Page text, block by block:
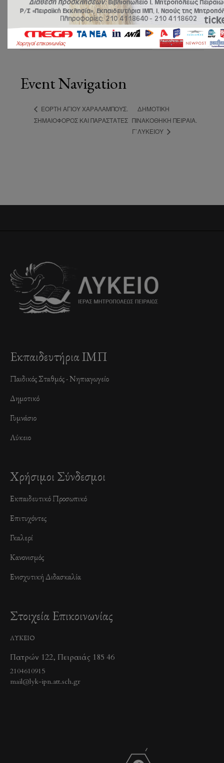
Date: 14 Φεβρουαρίου 2023
08:00 - 17:00
Event Navigation
ΕΟΡΤΉ ΑΓΊΟΥ ΧΑΡΑΛΆΜΠΟΥΣ.
ΣΗΜΑΙΟΦΌΡΟΣ ΚΑΙ ΠΑΡΑΣΤΆΤΕΣ
ΔΗΜΟΤΙΚΉ
ΠΙΝΑΚΟΘΉΚΗ ΠΕΙΡΑΙΆ.
Γ΄ΛΥΚΕΊΟΥ
Εκπαιδευτήρια ΙΜΠ
Παιδικός Σταθμός - Νηπιαγωγείο
Δημοτικό
Γυμνάσιο
Λύκειο
Χρήσιμοι Σύνδεσμοι
Εκπαιδευτικό Προσωπικό
Επιτυχόντες
Γκαλερί
Κανονισμός
Ενισχυτική Διδασκαλία
Στοιχεία Επικοινωνίας
ΛΥΚΕΙΟ
Πατρών 122, Πειραιάς 185 46
2104610915
mail@lyk-ipn.att.sch.gr